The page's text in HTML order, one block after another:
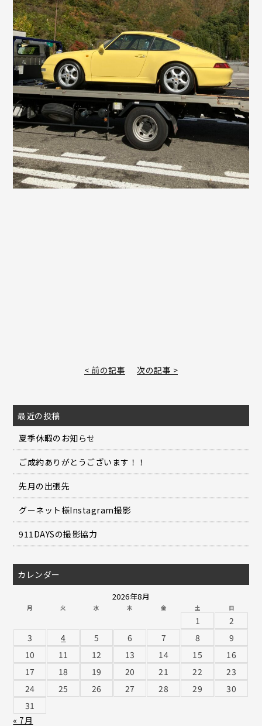
< 前の記事 次の記事 >
最近の投稿
夏季休暇のお知らせ
ご成約ありがとうございます！！
先月の出張先
グーネット様Instagram撮影
911DAYSの撮影協力
カレンダー
2026年8月
月 火 水 木 金 土 日
1
2
3
4 5 6 7 8
9
10
11 12 13 14 15
16
17
18 19 20 21 22
23
24
25 26 27 28 29
30
31
« 7月